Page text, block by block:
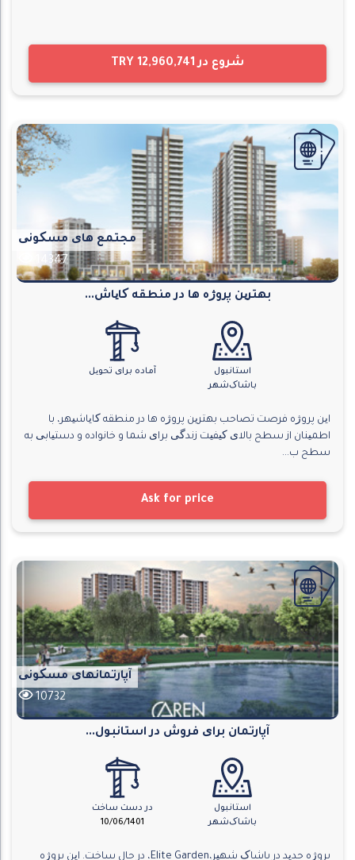
شروع در TRY 12,960,741
مجتمع های مسکونی
14347
بهترین پروژه ها در منطقه کایاش...
استانبول
باشاک‌شهر
آماده برای تحویل
این پروژه فرصت تصاحب بهترین پروژه ها در منطقه کایاشیهر، با
اطمینان از سطح بالای کیفیت زندگی برای شما و خانواده و دستیابی به
سطح ب...
Ask for price
آپارتمانهای مسکونی
10732
آپارتمان برای فروش در استانبول...
استانبول
باشاک‌شهر
در دست ساخت
10/06/1401
پروژه جدید در باشاک شهیر،Elite Garden، در حال ساخت. این پروژه